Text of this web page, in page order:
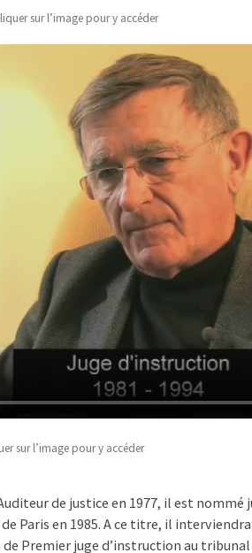
sur l’image pour y accéder
sur l’image pour y accéder
de justice en 1977, il est
Paris en 1985. A ce titre, il
Premier juge d’instruction au